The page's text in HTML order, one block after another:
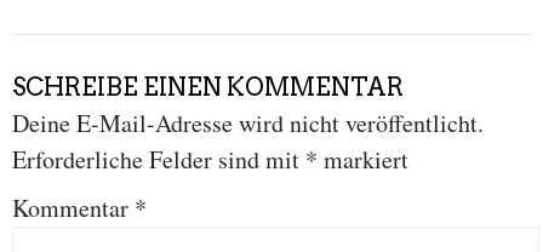
SCHREIBE EINEN KOMMENTAR
Deine E-Mail-Adresse wird nicht veröffentlicht.
Erforderliche Felder sind mit * markiert
Kommentar *